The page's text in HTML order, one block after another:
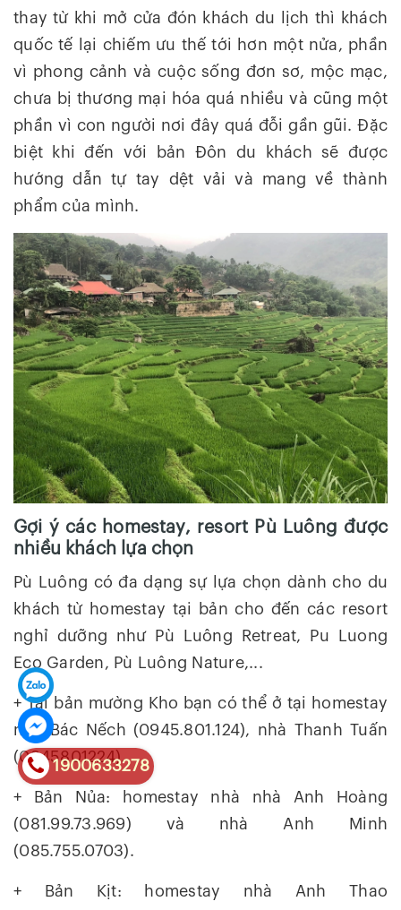
thay từ khi mở cửa đón khách du lịch thì khách
quốc tế lại chiếm ưu thế tới hơn một nửa, phần
vì phong cảnh và cuộc sống đơn sơ, mộc mạc,
chưa bị thương mại hóa quá nhiều và cũng một
phần vì con người nơi đây quá đỗi gần gũi. Đặc
biệt khi đến với bản Đôn du khách sẽ được
hướng dẫn tự tay dệt vải và mang về thành
phẩm của mình.
Gợi ý các homestay, resort Pù Luông được
nhiều khách lựa chọn
Pù Luông có đa dạng sự lựa chọn dành cho du
khách từ homestay tại bản cho đến các resort
nghỉ dưỡng như Pù Luông Retreat, Pu Luong
Eco Garden, Pù Luông Nature,...
+ Tại bản mường Kho bạn có thể ở tại homestay
nhà Bác Nếch (0945.801.124), nhà Thanh Tuấn
(0945801224).
+ Bản Nủa: homestay nhà nhà Anh Hoàng
(081.99.73.969) và nhà Anh Minh
(085.755.0703).
+ Bản Kịt: homestay nhà Anh Thao
1900633278